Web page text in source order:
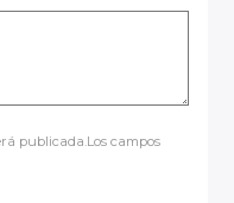
publicada.Los campos